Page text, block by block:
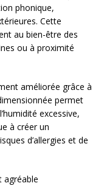
phonique,
Cette
au bien-être des
ou à proximité
améliorée grâce à
permet
excessive,
à créer un
d’allergies et de
agréable